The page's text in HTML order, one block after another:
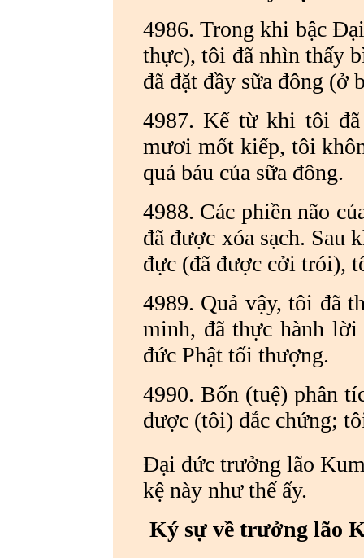
4986. Trong khi bậc
thực), tôi đã nhìn thấy
đã đặt đầy sữa đông (ở
4987. Kể từ khi tôi
mươi mốt kiếp, tôi
quả báu của sữa đông.
4988. Các phiền não
đã được xóa sạch. Sau
đực (đã được cởi trói),
4989. Quả vậy, tôi đã
minh, đã thực hành
đức Phật tối thượng.
4990. Bốn (tuệ) phân
được (tôi) đắc chứng;
Đại đức trưởng lão
kệ này như thế ấy.
Ký sự về trưởng lão